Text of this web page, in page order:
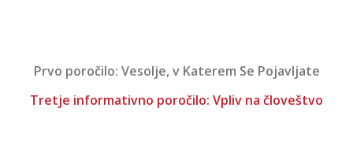
Prvo poročilo: Vesolje, v Katerem Se Pojavljate
Tretje informativno poročilo: Vpliv na človeštvo